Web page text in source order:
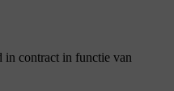
in contract in functie van